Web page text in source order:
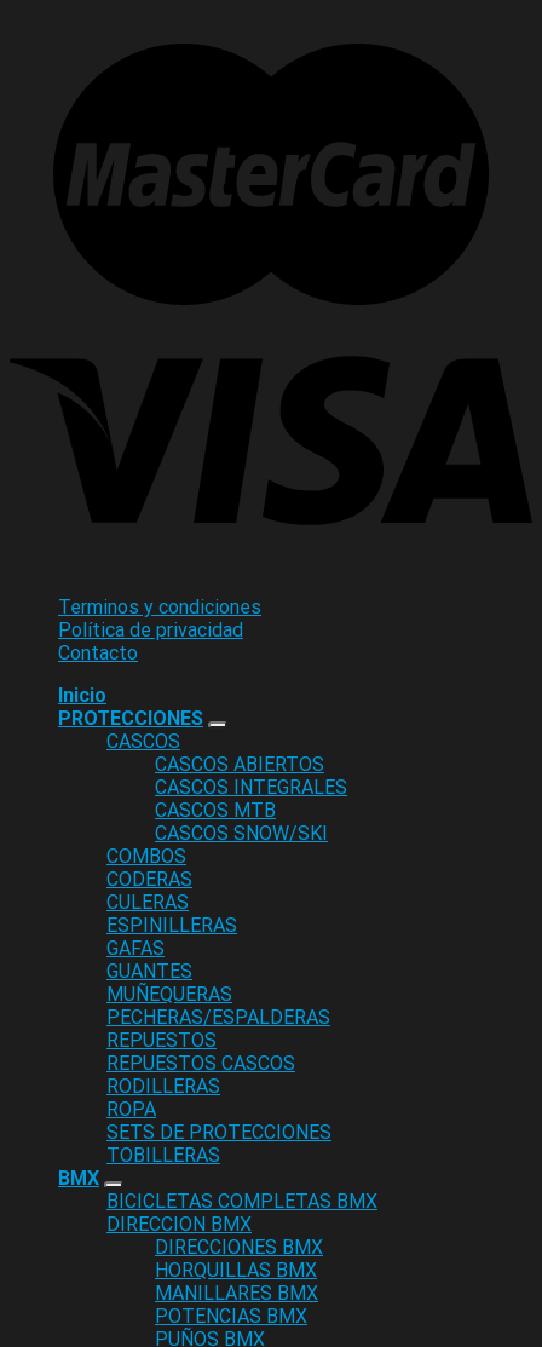
Terminos y condiciones
Política de privacidad
Contacto
Inicio
PROTECCIONES
CASCOS
CASCOS ABIERTOS
CASCOS INTEGRALES
CASCOS MTB
CASCOS SNOW/SKI
COMBOS
CODERAS
CULERAS
ESPINILLERAS
GAFAS
GUANTES
MUÑEQUERAS
PECHERAS/ESPALDERAS
REPUESTOS
REPUESTOS CASCOS
RODILLERAS
ROPA
SETS DE PROTECCIONES
TOBILLERAS
BMX
BICICLETAS COMPLETAS BMX
DIRECCION BMX
DIRECCIONES BMX
HORQUILLAS BMX
MANILLARES BMX
POTENCIAS BMX
PUÑOS BMX